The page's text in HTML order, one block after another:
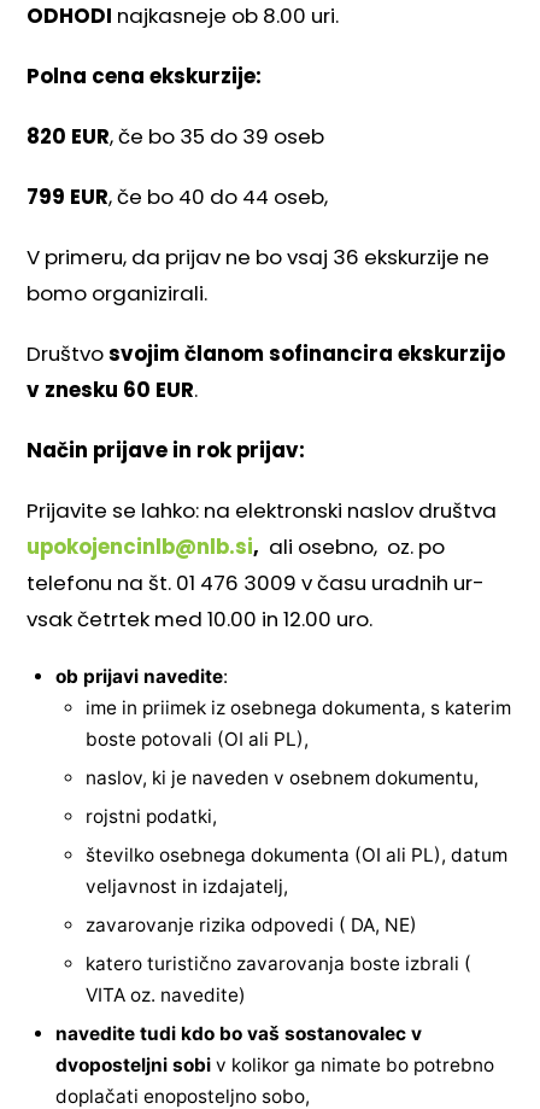
ODHODI najkasneje ob 8.00 uri.
Polna cena ekskurzije:
820 EUR, če bo 35 do 39 oseb
799 EUR, če bo 40 do 44 oseb,
V primeru, da prijav ne bo vsaj 36 ekskurzije ne
bomo organizirali.
Društvosvojim članom sofinancira ekskurzijo
v znesku 60 EUR.
Način prijave in rok prijav:
Prijavite se lahko: na elektronski naslov društva
upokojencinlb@nlb.si, ali osebno, oz. po
telefonu na št. 01 476 3009 v času uradnih ur-
vsak četrtek med 10.00 in 12.00 uro.
ob prijavi navedite:
ime in priimek iz osebnega dokumenta, s katerim
boste potovali (OI ali PL),
naslov, ki je naveden v osebnem dokumentu,
rojstni podatki,
številko osebnega dokumenta (OI ali PL), datum
veljavnost in izdajatelj,
zavarovanje rizika odpovedi ( DA, NE)
katero turistično zavarovanja boste izbrali (
VITA oz. navedite)
navedite tudi kdo bo vaš sostanovalec v
dvoposteljni sobiv kolikor ga nimate bo potrebno
doplačati enoposteljno sobo,